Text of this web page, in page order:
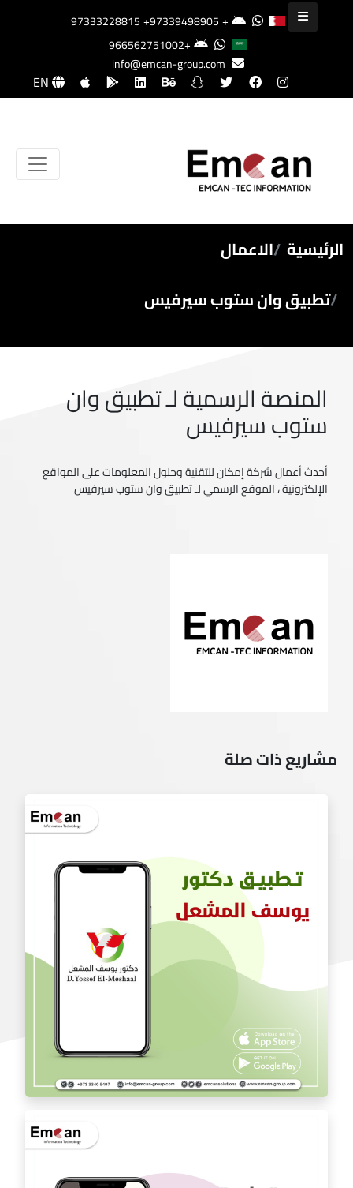
+97333228815
+97339498905
+966562751002
info@emcan-group.com
EN
الرئيسية الاعمال
تطبيق وان ستوب سيرفيس
المنصة الرسمية لـ تطبيق وان
ستوب سيرفيس
أحدث أعمال شركة إمكان للتقنية وحلول المعلومات على المواقع
الإلكترونية ، الموقع الرسمي لـ تطبيق وان ستوب سيرفيس
مشاريع ذات صلة